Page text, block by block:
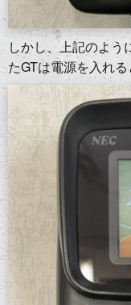
しかし、上記のよう
たGTは電源を入れ